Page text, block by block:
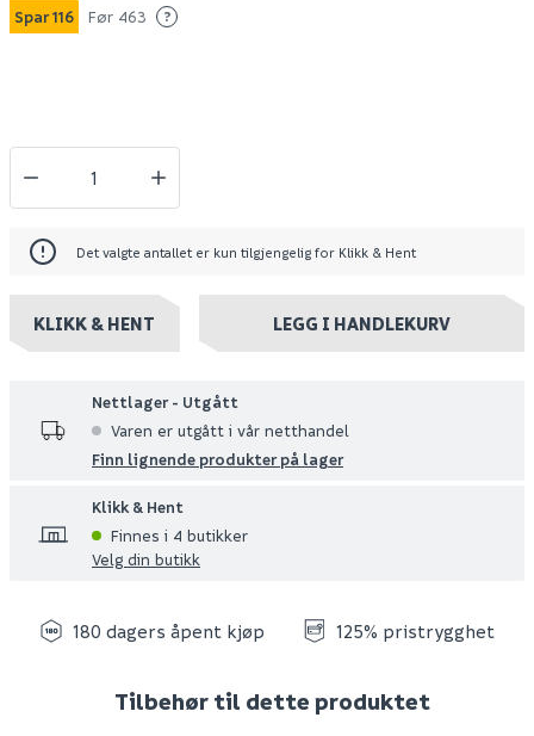
Spar 116 Før 463 ?
Det valgte antallet er kun tilgjengelig for Klikk & Hent
KLIKK & HENT LEGG I HANDLEKURV
Nettlager - Utgått
Varen er utgått i vår netthandel
Finn lignende produkter på lager
Klikk & Hent
Finnes i 4 butikker
Velg din butikk
180 dagers åpent kjøp 125% pristrygghet
Tilbehør til dette produktet